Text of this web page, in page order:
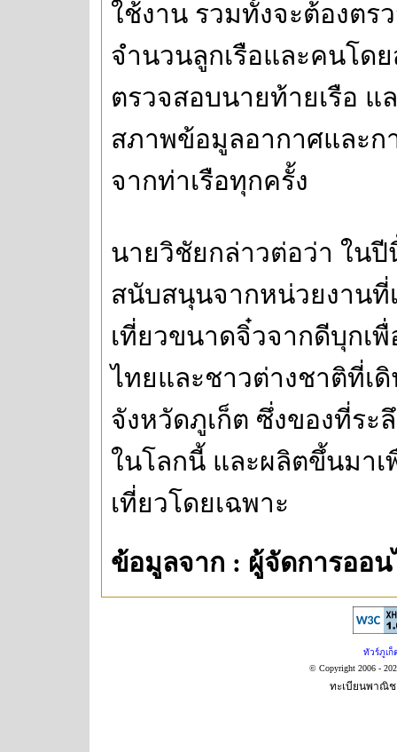
ใช้งาน รวมทั้งจะต้องตร
จำนวนลูกเรือและคนโด
ตรวจสอบนายท้ายเรือ
สภาพข้อมูลอากาศและ
จากท่าเรือทุกครั้ง
นายวิชัยกล่าวต่อว่า ในปี
สนับสนุนจากหน่วยงานที่
เที่ยวขนาดจิ๋วจากดีบุกเ
ไทยและชาวต่างชาติที่เ
จังหวัดภูเก็ต ซึ่งของที่ระ
ในโลกนี้ และผลิตขึ้นมา
เที่ยวโดยเฉพาะ
ข้อมูลจาก : ผู้จัดการออน
ทัวร์ภูเก็
© Copyright 2006 -
ทะเบียนพาณิช